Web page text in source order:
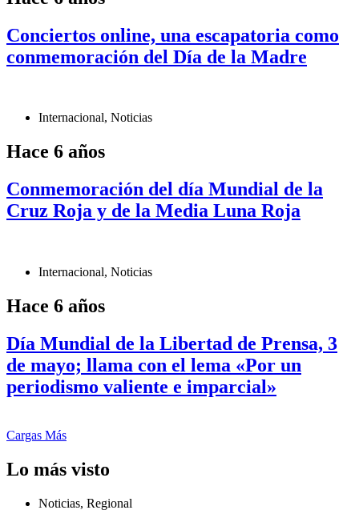
Conciertos online, una escapatoria como
conmemoración del Día de la Madre
Internacional, Noticias
Hace 6 años
Conmemoración del día Mundial de la
Cruz Roja y de la Media Luna Roja
Internacional, Noticias
Hace 6 años
Día Mundial de la Libertad de Prensa, 3
de mayo; llama con el lema «Por un
periodismo valiente e imparcial»
Cargas Más
Lo más visto
Noticias, Regional